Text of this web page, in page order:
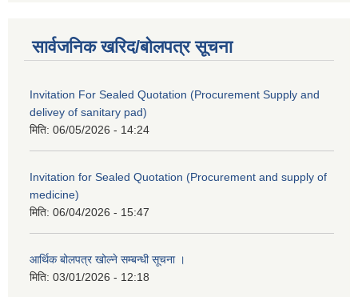
सार्वजनिक खरिद/बोलपत्र सूचना
Invitation For Sealed Quotation (Procurement Supply and
delivey of sanitary pad)
मिति: 06/05/2026 - 14:24
Invitation for Sealed Quotation (Procurement and supply of
medicine)
मिति: 06/04/2026 - 15:47
आर्थिक बोलपत्र खोल्ने सम्बन्धी सूचना ।
मिति: 03/01/2026 - 12:18